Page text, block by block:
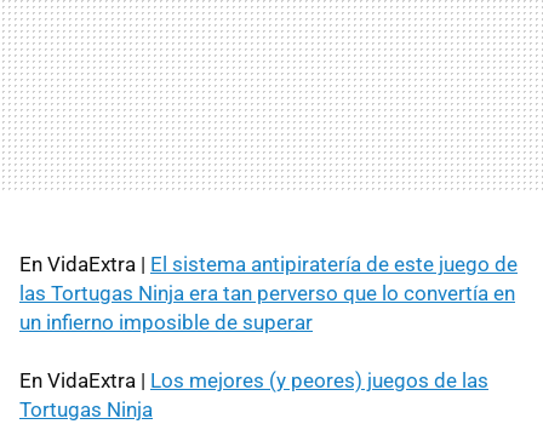
En VidaExtra | El sistema antipiratería de este juego de
las Tortugas Ninja era tan perverso que lo convertía en
un infierno imposible de superar
En VidaExtra | Los mejores (y peores) juegos de las
Tortugas Ninja